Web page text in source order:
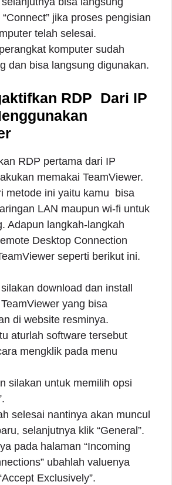
jika proses pengisian
telah selesai.
komputer sudah
dan bisa langsung digunakan.
RDP Dari IP
RDP pertama dari IP
memakai TeamViewer.
metode ini yaitu kamu bisa
LAN maupun wi-fi untuk
Adapun langkah-langkah
Desktop Connection
seperti berikut ini.
download dan install
yang bisa
di website resminya.
aturlah software tersebut
mengklik pada menu
silakan untuk memilih opsi
selesai nantinya akan muncul
selanjutnya klik “General”.
pada halaman “Incoming
ubahlah valuenya
Exclusively”.